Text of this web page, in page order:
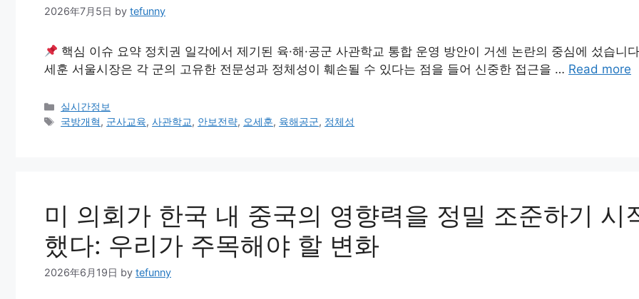
2026年7月5日 by tefunny
핵심 이슈 요약 정치권 일각에서 제기된 육·해·공군 사관학교 통합 운영 방안이 거센 논란의 중심에 섰습니
세훈 서울시장은 각 군의 고유한 전문성과 정체성이 훼손될 수 있다는 점을 들어 신중한 접근을 … Read more
Categories
실시간정보
Tags
국방개혁, 군사교육,사관학교, 안보전략, 오세훈, 육해공군, 정체성
미 의회가 한국 내 중국의 영향력을 정밀 조준하기 시
했다: 우리가 주목해야 할 변화
2026年6月19日 by tefunny